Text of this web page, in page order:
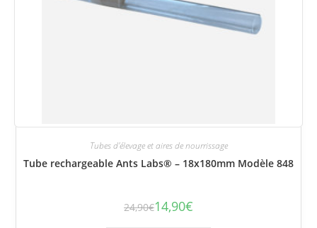
Tubes d'élevage et aires de nourrissage
Tube rechargeable Ants Labs® – 18x180mm Modèle 848
24,90€ Le
14,90€
Le